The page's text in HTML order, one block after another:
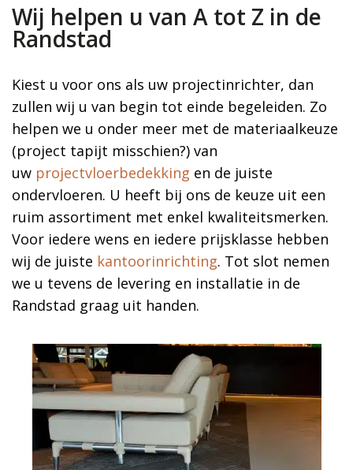
Wij helpen u van A tot Z in de
Randstad
Kiest u voor ons als uw projectinrichter, dan
zullen wij u van begin tot einde begeleiden. Zo
helpen we u onder meer met de materiaalkeuze
(project tapijt misschien?) van
uw projectvloerbedekking en de juiste
ondervloeren. U heeft bij ons de keuze uit een
ruim assortiment met enkel kwaliteitsmerken.
Voor iedere wens en iedere prijsklasse hebben
wij de juiste kantoorinrichting. Tot slot nemen
we u tevens de levering en installatie in de
Randstad graag uit handen.